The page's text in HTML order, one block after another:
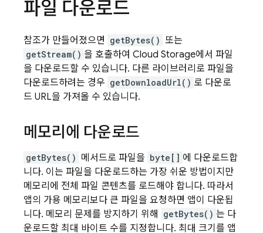
파일 다운로드
참조가 만들어졌으면 getBytes() 또는
getStream() 을 호출하여 Cloud Storage에서 파일
을 다운로드할 수 있습니다. 다른 라이브러리로 파일을
다운로드하려는 경우 getDownloadUrl() 로 다운로
드 URL을 가져올 수 있습니다.
메모리에 다운로드
getBytes() 메서드로 파일을 byte[] 에 다운로드합
니다. 이는 파일을 다운로드하는 가장 쉬운 방법이지만
메모리에 전체 파일 콘텐츠를 로드해야 합니다. 따라서
앱의 가용 메모리보다 큰 파일을 요청하면 앱이 다운됩
니다. 메모리 문제를 방지하기 위해
getBytes() 는 다
운로드할 최대 바이트 수를 지정합니다. 최대 크기를 앱